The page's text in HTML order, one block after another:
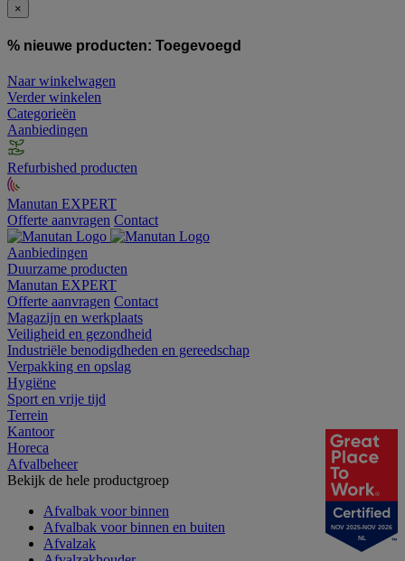
×
% nieuwe producten: Toegevoegd
Naar winkelwagen
Verder winkelen
Categorieën
Aanbiedingen
Refurbished producten
Manutan EXPERT
Offerte aanvragen Contact
Aanbiedingen
Duurzame producten
Manutan EXPERT
Offerte aanvragen Contact
Magazijn en werkplaats
Veiligheid en gezondheid
Industriële benodigdheden en gereedschap
Verpakking en opslag
Hygiëne
Sport en vrije tijd
Terrein
Kantoor
Horeca
Afvalbeheer
Bekijk de hele productgroep
Afvalbak voor binnen
Afvalbak voor binnen en buiten
Afvalzak
NOV 2025-NOV 2026
NL